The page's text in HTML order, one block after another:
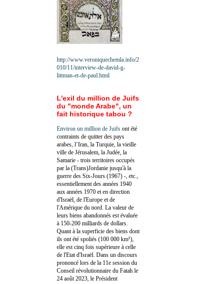
http://www.veroniquechemla.info/2
010/11/interview-de-david-g-
littman-et-de-paul.html
L'exil du million de Juifs
du "monde Arabe", un
fait historique tabou ?
Environ un million de Juifs ont été
contraints de quitter des pays
arabes, l’Iran, la Turquie, la vieille
ville de Jérusalem, la Judée, la
Samarie - trois territoires occupés
par la (Trans)Jordanie jusqu'à la
guerre des Six-Jours (1967) -, etc.,
essentiellement des années 1940
aux années 1970 et en direction
d'Israël, de l'Europe et de
l'Amérique du nord. La valeur de
leurs biens abandonnés est évaluée
à 150-200 milliards de dollars.
Quant à la superficie des biens dont
ils ont été spoliés (100 000 km²),
elle est cinq fois supérieure à celle
de l'Etat d'Israël. Dans un discours
prononcé lors de la 11e session du
Conseil révolutionnaire du Fatah le
24 août 2023, le Président